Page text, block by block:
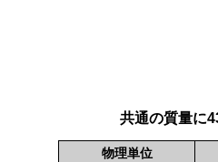
共通の質量に
物理単位